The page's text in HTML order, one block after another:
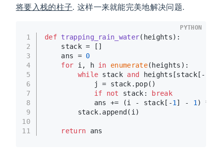
将要入栈的柱子. 这样一来就能完美地解决问题.
1
2
3
4
5
6
7
8
9
10
11
def trapping_rain_water( heights):
    stack = []
    ans =
0
for i, h in enumerate(heights):
while stack and heights[stack[-
            j = stack.pop()
if
not stack:
break
            ans += (i - stack[-
1 ] - 1 ) * (
        stack.append(i)
return ans
PYTHON